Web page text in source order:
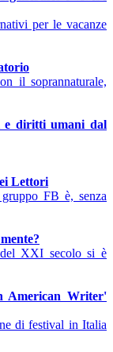
per le vacanze
il soprannaturale,
e diritti umani dal
Lettori
FB è, senza
XXI secolo si è
American Writer'
di festival in Italia